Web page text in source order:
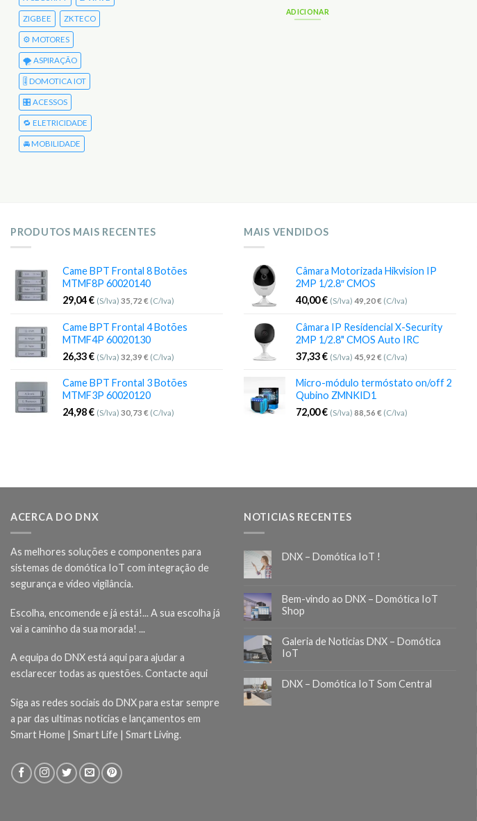
ZIGBEE ZKTECO
⚙️ MOTORES
🌪️ ASPIRAÇÃO
🎚️ DOMOTICA IOT
🎛️ ACESSOS
🔁 ELETRICIDADE
🚘 MOBILIDADE
ADICIONAR
LER MAIS
PRODUTOS MAIS RECENTES
Came BPT Frontal 8 Botões
MTMF8P 60020140
29,04€ (S/Iva) 35,72 € (C/Iva)
Came BPT Frontal 4 Botões
MTMF4P 60020130
26,33€ (S/Iva) 32,39 € (C/Iva)
Came BPT Frontal 3 Botões
MTMF3P 60020120
24,98€ (S/Iva) 30,73 € (C/Iva)
MAIS VENDIDOS
Câmara Motorizada Hikvision IP
2MP 1/2.8″ CMOS
40,00€ (S/Iva) 49,20€ (C/Iva)
Câmara IP Residencial X-Security
2MP 1/2.8" CMOS Auto IRC
37,33€ (S/Iva) 45,92 € (C/Iva)
Micro-módulo termóstato on/off 2
Qubino ZMNKID1
72,00€ (S/Iva) 88,56 € (C/Iva)
ACERCA DO DNX
As melhores soluções e componentes para
sistemas de domótica IoT com integração de
segurança e vídeo vigilância.
Escolha, encomende e já está!... A sua escolha já
vai a caminho da sua morada! ...
A equipa do DNX está aqui para ajudar a
esclarecer todas as questões.Contacte aqui
Siga as redes sociais do DNX para estar sempre
a par das ultimas noticias e lançamentos em
Smart Home | Smart Life | Smart Living.
NOTICIAS RECENTES
DNX – Domótica IoT !
Bem-vindo ao DNX – Domótica IoT
Shop
Galeria de Noticias DNX – Domótica
IoT
DNX – Domótica IoT Som Central